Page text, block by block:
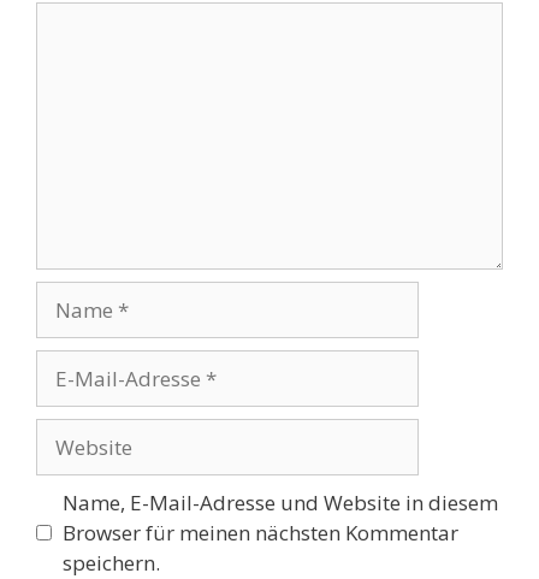
Mail-
Adresse
Name, E-Mail-Adresse und Website in diesem
Browser für meinen nächsten Kommentar
speichern.